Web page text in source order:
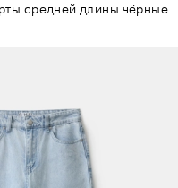
средней длины чёрные